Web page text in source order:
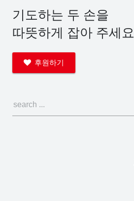
기도하는 두 손을
따뜻하게 잡아 주세요
후원하기